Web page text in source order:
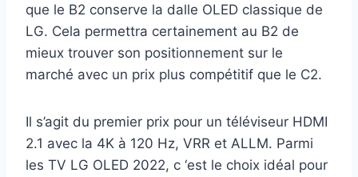
que le B2 conserve la dalle OLED classique de
LG. Cela permettra certainement au B2 de
mieux trouver son positionnement sur le
marché avec un prix plus compétitif que le C2.
Il s’agit du premier prix pour un téléviseur HDMI
2.1 avec la 4K à 120 Hz, VRR et ALLM. Parmi
les TV LG OLED 2022, c ‘est le choix idéal pour